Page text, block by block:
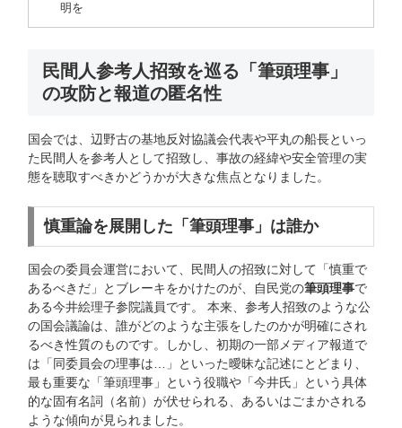
明を
民間人参考人招致を巡る「筆頭理事」
の攻防と報道の匿名性
国会では、辺野古の基地反対協議会代表や平丸の船長といっ
た民間人を参考人として招致し、事故の経緯や安全管理の実
態を聴取すべきかどうかが大きな焦点となりました。
慎重論を展開した「筆頭理事」は誰か
国会の委員会運営において、民間人の招致に対して「慎重で
あるべきだ」とブレーキをかけたのが、自民党の筆頭理事で
ある今井絵理子参院議員です。 本来、参考人招致のような公
の国会議論は、誰がどのような主張をしたのかが明確にされ
るべき性質のものです。しかし、初期の一部メディア報道で
は「同委員会の理事は…」といった曖昧な記述にとどまり、
最も重要な「筆頭理事」という役職や「今井氏」という具体
的な固有名詞（名前）が伏せられる、あるいはごまかされる
ような傾向が見られました。